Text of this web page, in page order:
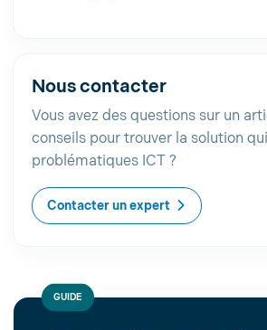
Nous contacter
Vous avez des questions sur un
conseils pour trouver la solution
problématiques ICT ?
Contacter un expert
GUIDE